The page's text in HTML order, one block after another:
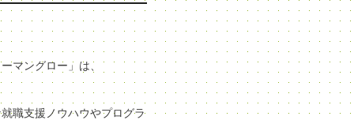
マングロー」は、
職支援ノウハウやプログラ